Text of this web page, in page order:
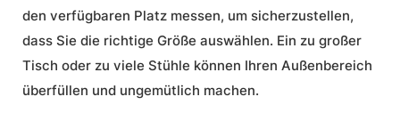
den verfügbaren Platz messen, um sicherzustellen,
dass Sie die richtige Größe auswählen. Ein zu großer
Tisch oder zu viele Stühle können Ihren Außenbereich
überfüllen und ungemütlich machen.